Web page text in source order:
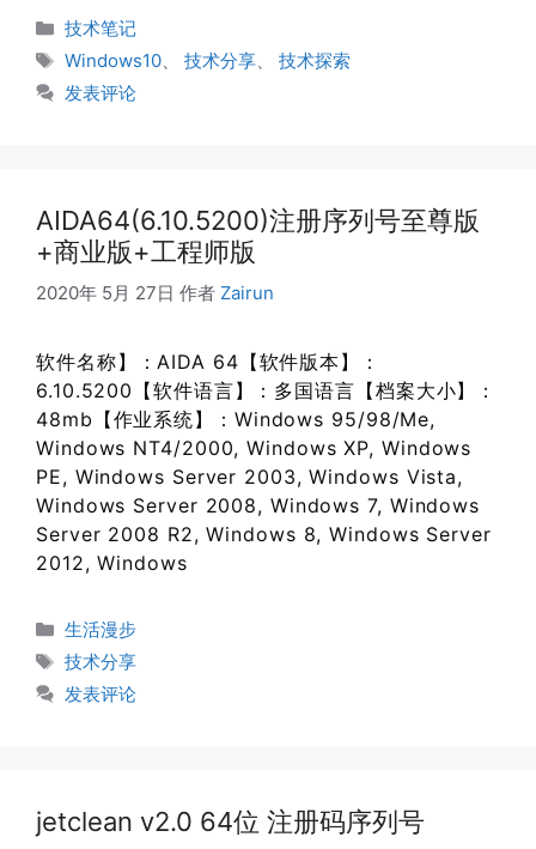
分
类
技术笔记
标
签
Windows10、 技术分享、 技术探索
发表评论
AIDA64(6.10.5200)注册序列号至尊版
+商业版+工程师版
2020年 5月 27日 作者 Zairun
软件名称】：AIDA 64【软件版本】：
6.10.5200【软件语言】：多国语言【档案大小】：
48mb【作业系统】：Windows 95/98/Me,
Windows NT4/2000, Windows XP, Windows
PE, Windows Server 2003, Windows Vista,
Windows Server 2008, Windows 7, Windows
Server 2008 R2, Windows 8, Windows Server
2012, Windows
分
类
生活漫步
标
签
技术分享
发表评论
jetclean v2.0 64位 注册码序列号